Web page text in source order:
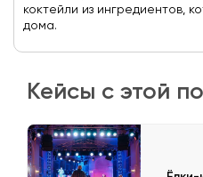
коктейли из ингредиентов,
дома.
Кейсы с этой